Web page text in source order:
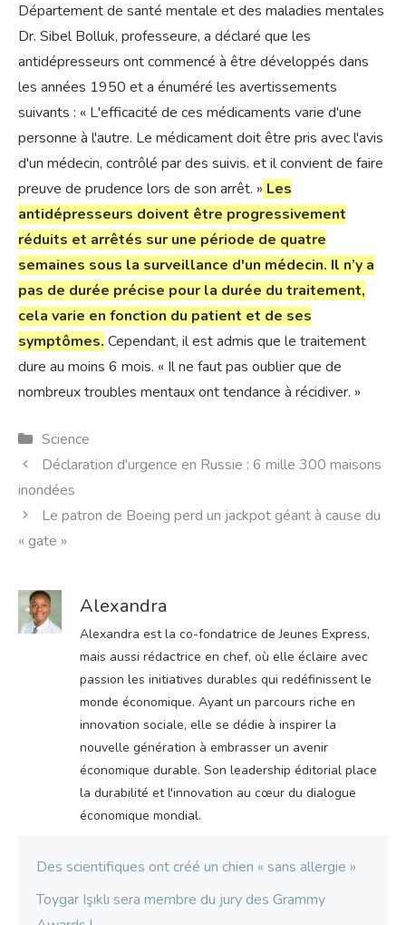
Département de santé mentale et des maladies mentales
Dr. Sibel Bolluk, professeure, a déclaré que les
antidépresseurs ont commencé à être développés dans
les années 1950 et a énuméré les avertissements
suivants : « L'efficacité de ces médicaments varie d'une
personne à l'autre. Le médicament doit être pris avec l'avis
d'un médecin, contrôlé par des suivis. et il convient de faire
preuve de prudence lors de son arrêt. » Les
antidépresseurs doivent être progressivement
réduits et arrêtés sur une période de quatre
semaines sous la surveillance d'un médecin. Il n’y a
pas de durée précise pour la durée du traitement,
cela varie en fonction du patient et de ses
symptômes. Cependant, il est admis que le traitement
dure au moins 6 mois. « Il ne faut pas oublier que de
nombreux troubles mentaux ont tendance à récidiver. »
Catégories
Science
Déclaration d'urgence en Russie : 6 mille 300 maisons
inondées
Le patron de Boeing perd un jackpot géant à cause du
« gate »
Alexandra
Alexandra est la co-fondatrice de Jeunes Express,
mais aussi rédactrice en chef, où elle éclaire avec
passion les initiatives durables qui redéfinissent le
monde économique. Ayant un parcours riche en
innovation sociale, elle se dédie à inspirer la
nouvelle génération à embrasser un avenir
économique durable. Son leadership éditorial place
la durabilité et l'innovation au cœur du dialogue
économique mondial.
Des scientifiques ont créé un chien « sans allergie »
Toygar Işıklı sera membre du jury des Grammy